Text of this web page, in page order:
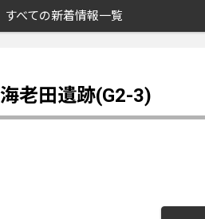
すべての新着情報一覧
海老田遺跡(G2-3)